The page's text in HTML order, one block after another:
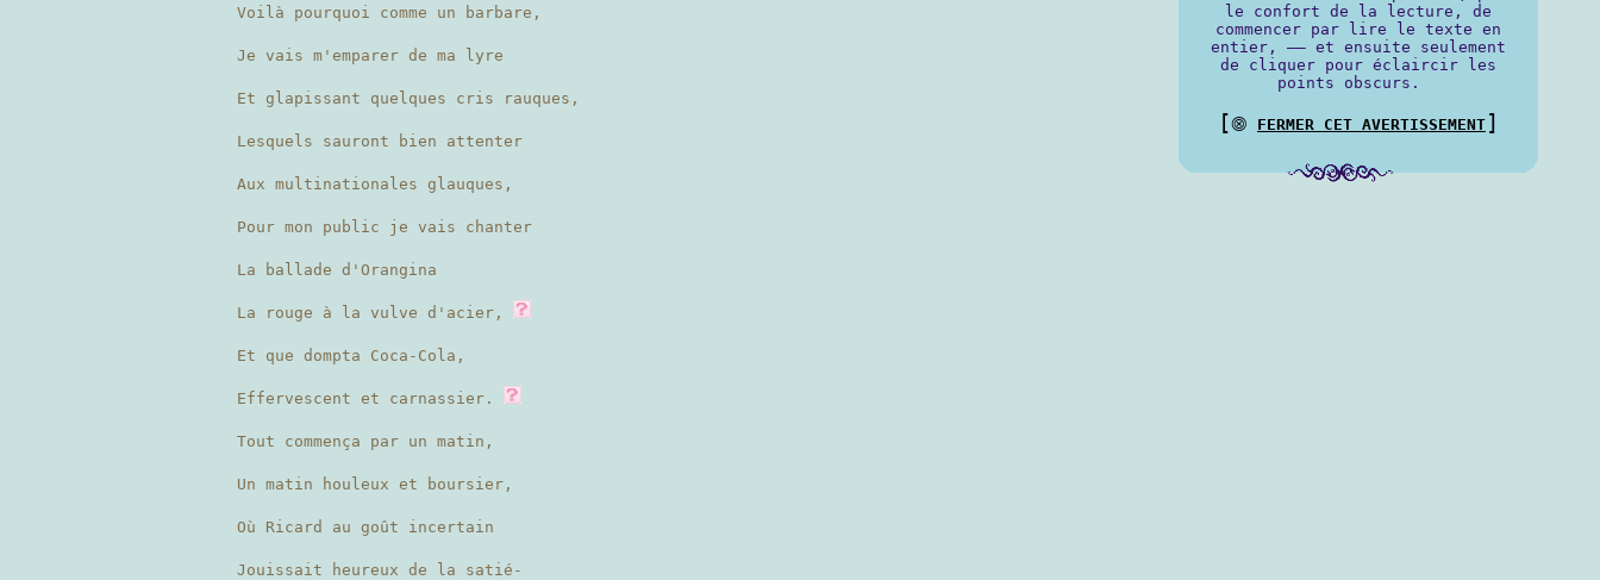
le confort de la lecture, de
commencer par lire le texte en
entier, —— et ensuite seulement
de cliquer pour éclaircir les
points obscurs.
[⨷ FERMER CET AVERTISSEMENT ]
Voilà pourquoi comme un barbare,
Je vais m'emparer de ma lyre
Et glapissant quelques cris rauques,
Lesquels sauront bien attenter
Aux multinationales glauques,
Pour mon public je vais chanter
La ballade d'Orangina
La rouge à la vulve d'acier,
Et que dompta Coca-Cola,
Effervescent et carnassier.
Tout commença par un matin,
Un matin houleux et boursier,
Où Ricard au goût incertain
Jouissait heureux de la satié-